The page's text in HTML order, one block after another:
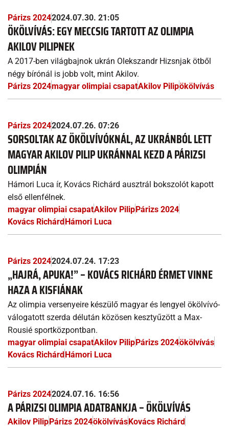
Párizs 20242024.07.30. 21:05
ÖKÖLVÍVÁS: EGY MECCSIG TARTOTT AZ OLIMPIA
AKILOV PILIPNEK
A 2017-ben világbajnok ukrán Olekszandr Hizsnjak ötből
négy bírónál is jobb volt, mint Akilov.
Párizs 2024magyar olimpiai csapatAkilov Pilipökölvívás
Párizs 20242024.07.26. 07:26
SORSOLTAK AZ ÖKÖLVÍVÓKNÁL, AZ UKRÁNBÓL LETT
MAGYAR AKILOV PILIP UKRÁNNAL KEZD A PÁRIZSI
OLIMPIÁN
Hámori Luca ír, Kovács Richárd ausztrál bokszolót kapott
első ellenfélnek.
magyar olimpiai csapatAkilov PilipPárizs 2024
Kovács RichárdHámori Luca
Párizs 20242024.07.24. 17:23
„HAJRÁ, APUKA!” – KOVÁCS RICHÁRD ÉRMET VINNE
HAZA A KISFIÁNAK
Az olimpia versenyeire készülő magyar és lengyel ökölvívó-
válogatott szerda délután közösen kesztyűzött a Max-
Rousié sportközpontban.
magyar olimpiai csapatAkilov PilipPárizs 2024ökölvívás
Kovács RichárdHámori Luca
Párizs 20242024.07.16. 16:56
A PÁRIZSI OLIMPIA ADATBANKJA – ÖKÖLVÍVÁS
Akilov PilipPárizs 2024ökölvívásKovács Richárd